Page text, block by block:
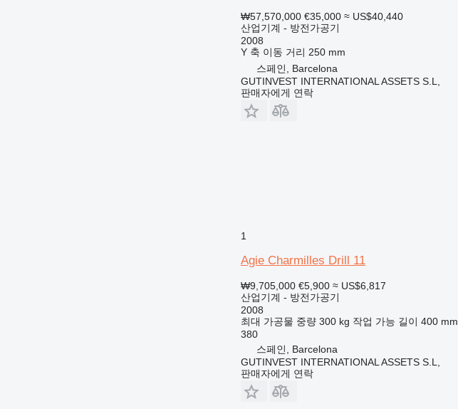
₩57,570,000 €35,000 ≈ US$40,440
산업기계 - 방전가공기
2008
Y 축 이동 거리 250 mm
스페인, Barcelona
GUTINVEST INTERNATIONAL ASSETS S.L,
판매자에게 연락
1
Agie Charmilles Drill 11
₩9,705,000 €5,900 ≈ US$6,817
산업기계 - 방전가공기
2008
최대 가공물 중량 300 kg 작업 가능 길이 400 mm
380
스페인, Barcelona
GUTINVEST INTERNATIONAL ASSETS S.L,
판매자에게 연락